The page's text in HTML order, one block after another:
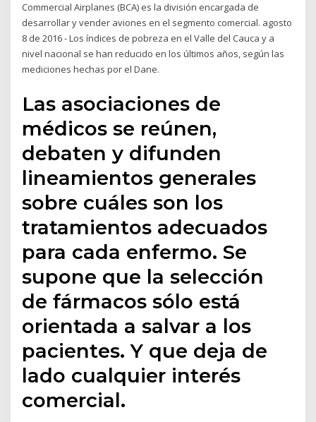
Commercial Airplanes (BCA) es la división encargada de
desarrollar y vender aviones en el segmento comercial. agosto
8 de 2016 - Los índices de pobreza en el Valle del Cauca y a
nivel nacional se han reducido en los últimos años, según las
mediciones hechas por el Dane.
Las asociaciones de
médicos se reúnen,
debaten y difunden
lineamientos generales
sobre cuáles son los
tratamientos adecuados
para cada enfermo. Se
supone que la selección
de fármacos sólo está
orientada a salvar a los
pacientes. Y que deja de
lado cualquier interés
comercial.